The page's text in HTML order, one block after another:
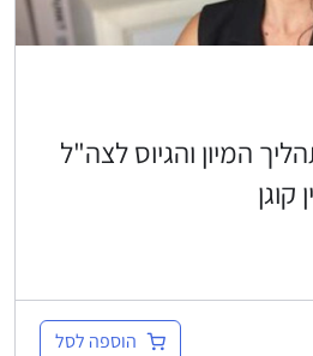
המיון והגיוס לצה"ל
הוספה לסל